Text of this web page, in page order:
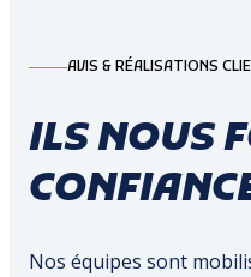
AVIS & RÉALISATIONS
ILS NOUS
Nos équipes sont